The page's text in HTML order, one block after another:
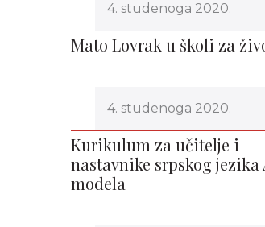
4. studenoga 2020.
Mato Lovrak u školi za
4. studenoga 2020.
Kurikulum za učitelje i
nastavnike srpskog jezika
modela